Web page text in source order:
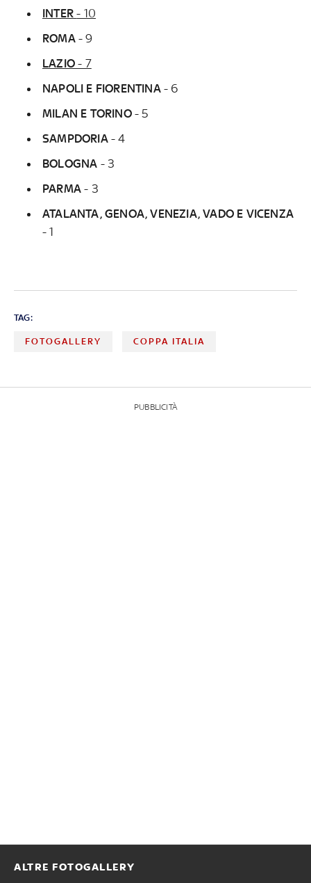
INTER- 10
ROMA- 9
LAZIO - 7
NAPOLI E FIORENTINA- 6
MILAN E TORINO- 5
SAMPDORIA - 4
BOLOGNA - 3
PARMA - 3
ATALANTA, GENOA, VENEZIA, VADO E VICENZA
- 1
TAG:
FOTOGALLERY COPPA ITALIA
PUBBLICITÀ
ALTRE FOTOGALLERY